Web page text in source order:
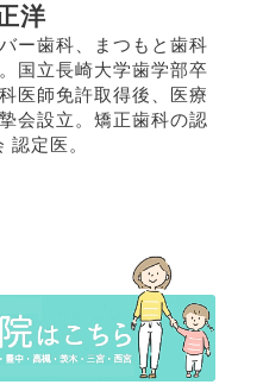
洋
ー歯科、まつもと歯科
国立長崎大学歯学部卒
医師免許取得後、医療
会設立。矯正歯科の認
定医。